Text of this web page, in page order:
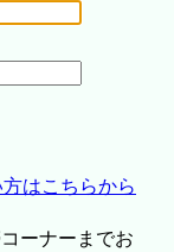
はこちらから
ーナーまでお